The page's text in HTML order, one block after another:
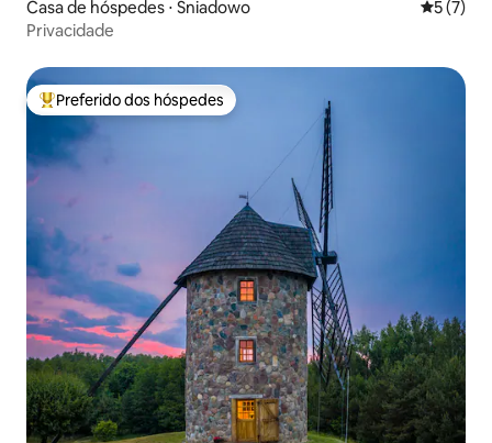
Casa de hóspedes ⋅ Śniadowo 5 de
5 (7)
Privacidade
Entre os melhores preferidos dos hóspedes
Preferido dos hóspedes